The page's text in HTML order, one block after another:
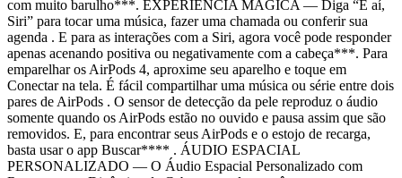
com muito barulho***. EXPERIÊNCIA MÁGICA — Diga “E aí,
Siri” para tocar uma música, fazer uma chamada ou conferir sua
agenda . E para as interações com a Siri, agora você pode responder
apenas acenando positiva ou negativamente com a cabeça***. Para
emparelhar os AirPods 4, aproxime seu aparelho e toque em
Conectar na tela. É fácil compartilhar uma música ou série entre dois
pares de AirPods . O sensor de detecção da pele reproduz o áudio
somente quando os AirPods estão no ouvido e pausa assim que são
removidos. E, para encontrar seus AirPods e o estojo de recarga,
basta usar o app Buscar**** . ÁUDIO ESPACIAL
PERSONALIZADO — O Áudio Espacial Personalizado com